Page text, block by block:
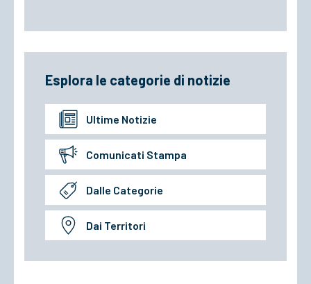
Esplora le categorie di notizie
Ultime Notizie
Comunicati Stampa
Dalle Categorie
Dai Territori